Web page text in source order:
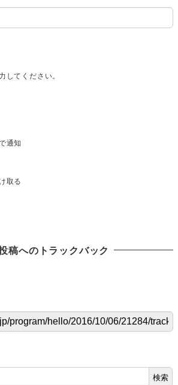
してください。
通知
取る
稿へのトラックバック
検索